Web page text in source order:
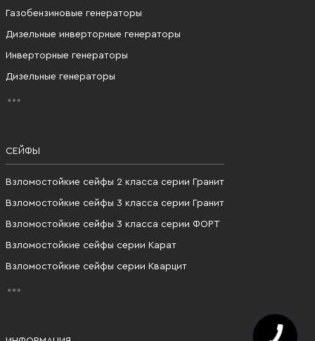
Газобензиновые генераторы
Дизельные инверторные генераторы
Инверторные генераторы
Дизельные генераторы
СЕЙФЫ
Взломостойкие сейфы 2 класса серии Гранит
Взломостойкие сейфы 3 класса серии Гранит
Взломостойкие сейфы 3 класса серии ФОРТ
Взломостойкие сейфы серии Карат
Взломостойкие сейфы серии Кварцит